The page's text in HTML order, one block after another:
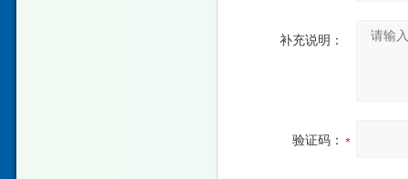
补充说明：
验证码：